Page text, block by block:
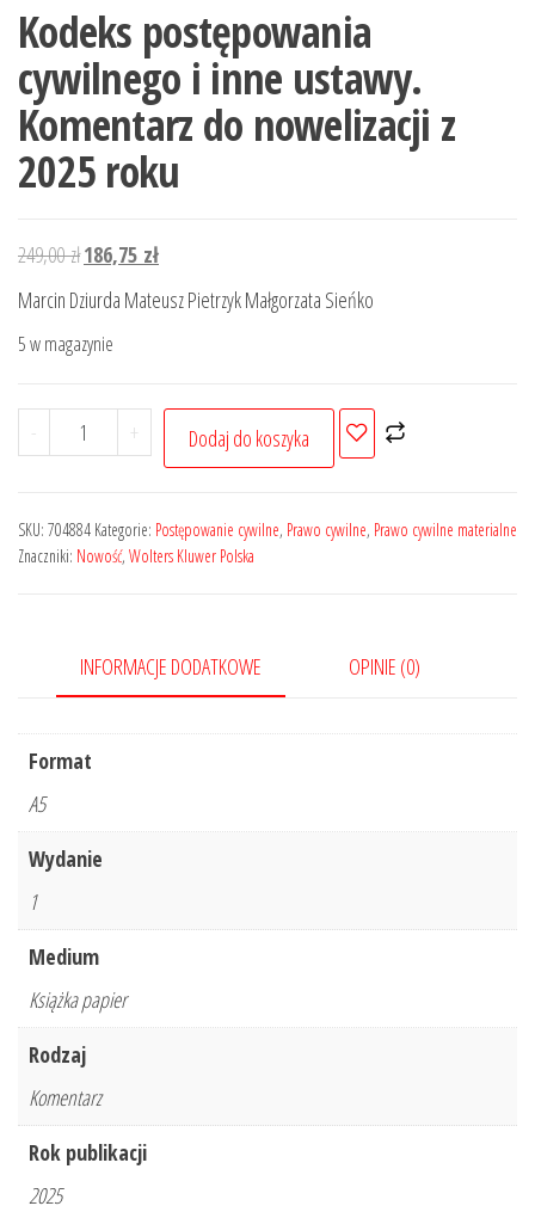
Kodeks postępowania
cywilnego i inne ustawy.
Komentarz do nowelizacji z
2025 roku
249,00złPierwotna
cena
249,00 zł.
186,75 złAktualna
cena
Marcin Dziurda Mateusz Pietrzyk Małgorzata Sieńko
5 w magazynie
-
ilość
Kodeks
cywilnego
i
Komentarz
do
z
roku
+ Dodaj do koszyka
SKU: 704884 Kategorie: Postępowanie cywilne, Prawo cywilne, Prawo cywilne materialne
Znaczniki: Nowość, Wolters Kluwer Polska
INFORMACJE DODATKOWE OPINIE (0)
Format
A5
Wydanie
1
Medium
Książka papier
Rodzaj
Komentarz
Rok publikacji
2025